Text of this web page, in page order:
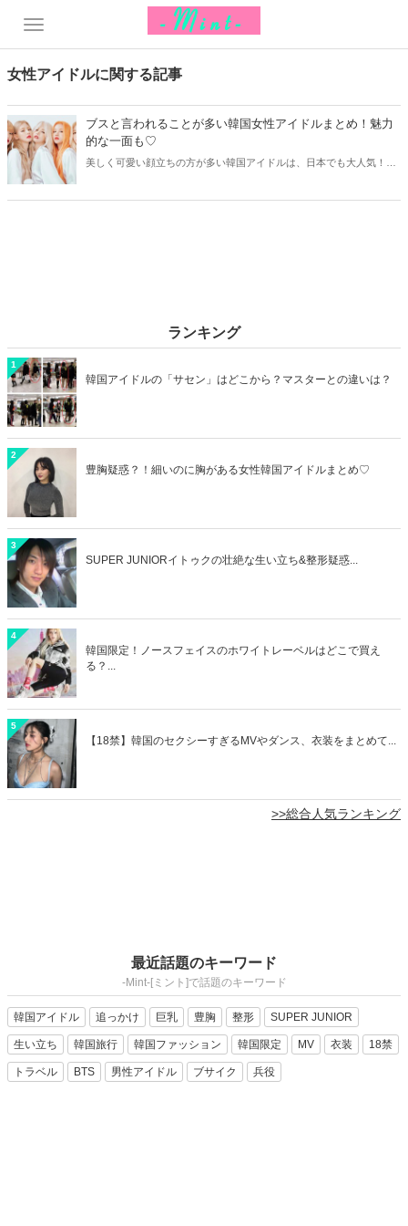
女性アイドルに関する記事
ブスと言われることが多い韓国女性アイドルまとめ！魅力
的な一面も♡
美しく可愛い顔立ちの方が多い韓国アイドルは、日本でも大人気！し
ランキング
1
韓国アイドルの「サセン」はどこから？マスターとの違いは？
2
豊胸疑惑？！細いのに胸がある女性韓国アイドルまとめ♡
3
SUPER JUNIORイトゥクの壮絶な生い立ち&整形疑惑...
4
韓国限定！ノースフェイスのホワイトレーベルはどこで買え
る？...
5
【18禁】韓国のセクシーすぎるMVやダンス、衣装をまとめて...
>>総合人気ランキング
最近話題のキーワード
-Mint-[ミント]で話題のキーワード
韓国アイドル 追っかけ 巨乳 豊胸 整形 SUPER JUNIOR
生い立ち 韓国旅行 韓国ファッション 韓国限定 MV 衣装 18禁
トラベル BTS 男性アイドル ブサイク 兵役